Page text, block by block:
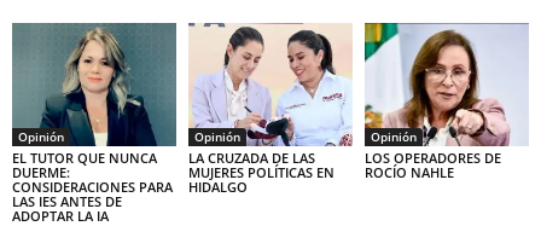
Opinión
EL TUTOR QUE NUNCA
DUERME:
CONSIDERACIONES PARA
LAS IES ANTES DE
ADOPTAR LA IA
Opinión
LA CRUZADA DE LAS
MUJERES POLÍTICAS EN
HIDALGO
Opinión
LOS OPERADORES DE
ROCÍO NAHLE